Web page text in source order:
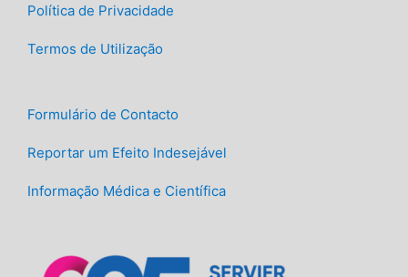
Política de Privacidade
Termos de Utilização
Formulário de Contacto
Reportar um Efeito Indesejável
Informação Médica e Científica